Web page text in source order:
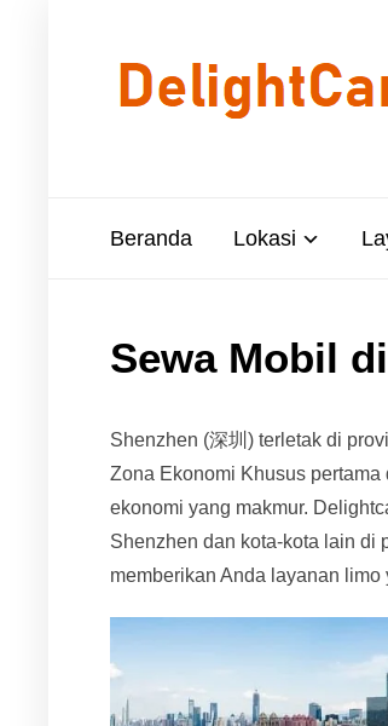
Beranda Lokasi
Sewa Mobil
Shenzhen (深圳) terletak di
Zona Ekonomi Khusus
ekonomi yang makmur.
Shenzhen dan kota-kota lain di
memberikan Anda layanan